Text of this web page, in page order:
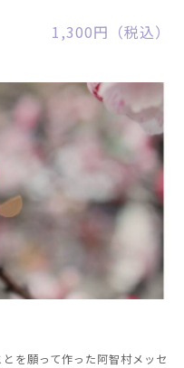
1,300円（税込）
を願って作った阿智村メッセ